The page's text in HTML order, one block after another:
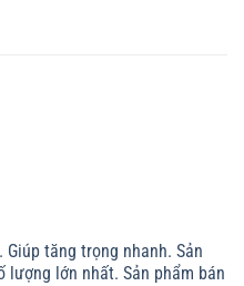
Giúp tăng trọng nhanh. Sản
lượng lớn nhất. Sản phẩm bán